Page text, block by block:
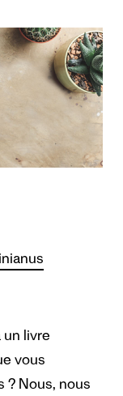
un livre
vous
? Nous, nous